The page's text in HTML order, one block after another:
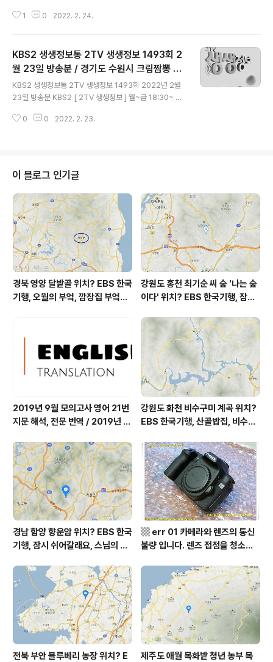
다빈치
= (pc) bit.ly/37e3BnS 생생 줌인 서울특별시 성동구 왕
흥공단 (지번) 서울시 노원구 공릉동 26-17 * 이재학 관장
SNS 화제 영상 - 조회 수 205만 뷰, 후시 녹음의 세계 * "
ASMR | 이것은 '호일펌'이 아니고 편집자 브릿지 염색중
인 장면입니다 " https://www.youtube.com/watch?
1 0 2022. 2. 24.
KBS2 생생정보통 2TV 생생정보 1493회 2
월 23일 방송분 / 경기도 수원시 크림짬뽕 남
수대반점, 전남 해남군 오시아노 캠핑장, 전남
목포시 목포 해상케이블카, 땅 속의 호랑이 호
KBS2 생생정보통 2TV 생생정보 1493회 2022년 2월
23일 방송분 KBS2 [ 2TV 생생정보 ] 월~금 18:30~ 방
= (pc) bit.ly/37e3BnS 고수의 부엌 - 반전 매력의 맛! 크
요 - 모자가 함께 떠나는 차박 캠핑 전라남도 해남군 화원
면 화봉리 376-1 ☎ 061-534-0122 - 홈페이지 : htt
p://parapark.co.kr/ < 목포 해상케이블카 (북항 ..
0 0 2022. 2. 23.
이 블로그 인기글
경북 영양 달밭골 위치? EBS 한국
기행, 오월의 부엌, 깜장집 부엌은
한 곳, 영양읍 상원리. KBS 인간극
장 임분노미 할머니
강원도 홍천 최기순 씨 숲 '나는 숲
이다' 위치? EBS 한국기행, 잠시
군 최기순 씨 캠핑장 펜션 어디? /
강원도 홍천군 가볼 만한 곳, (구)
까르돈, kbs 인간극장
2019년 9월 모의고사 영어 21번
지문 해석, 전문 번역 / 2019년 9
역, 평가원 2019년 고3 9월 영어
영역 외국어영역 전문 해석, Engli
sh to Korean translation
강원도 화천 비수구미 계곡 위치?
EBS 한국기행, 산골밥집, 비수구
부 화천군 비수구미 낙타민박 어
디? / 강원도 화천군 가볼 만한 곳
비수구미 마을, 파로호
경남 함양 향운암 위치? EBS 한국
기행, 잠시 쉬어갈래요, 스님의 어
상남도 함양군 가볼 만한 곳, 용추
계곡 향운암 명천스님, 덕유산 황
석산 거망산 기백산
▩ err 01 카메라와 렌즈의 통신
불량 입니다. 렌즈 접점을 청소하
전북 부안 블루베리 농장 위치? E 제주도 애월 목화밭 청년 농부 목